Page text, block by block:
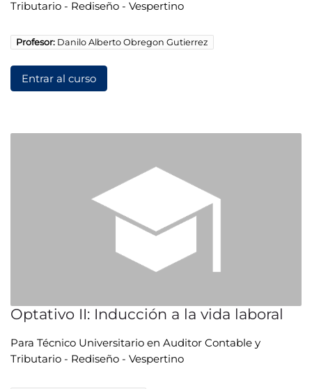
Tributario - Rediseño - Vespertino
Profesor: Danilo Alberto Obregon Gutierrez
Entrar al curso
Optativo II: Inducción a la vida laboral
Para Técnico Universitario en Auditor Contable y
Tributario - Rediseño - Vespertino